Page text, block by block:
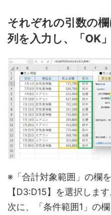
それぞれの引数の
列を入力し、「OK
※「合計対象範囲」の欄
【D3:D15】を選択します
次に、「条件範囲1」の